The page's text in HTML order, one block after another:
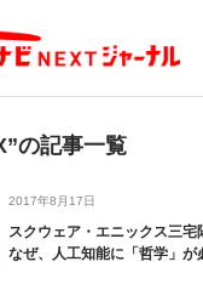
の記事一覧
2017年8月17日
スクウェア・エニックス三
なぜ、人工知能に「哲学」が